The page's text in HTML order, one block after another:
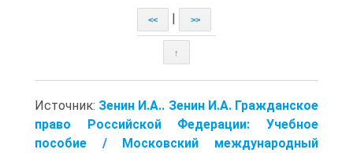
<< >>
↑
Источник: Зенин И.А.. Зенин И.А. Гражданское
право Российской Федерации: Учебное
пособие / Московский международный